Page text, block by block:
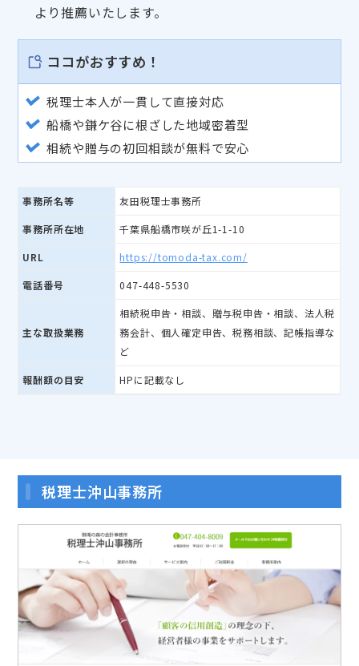
より推薦いたします。
ココがおすすめ！
税理士本人が一貫して直接対応
船橋や鎌ケ谷に根ざした地域密着型
相続や贈与の初回相談が無料で安心
事務所名等 友田税理士事務所
事務所所在地 千葉県船橋市咲が丘1-1-10
URL https://tomoda-tax.com/
電話番号 047-448-5530
主な取扱業務
相続税申告・相談、贈与税申告・相談、法人税
務会計、個人確定申告、税務相談、記帳指導な
ど
報酬額の目安 HPに記載なし
税理士沖山事務所